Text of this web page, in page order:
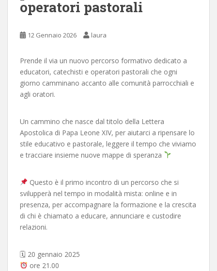
operatori pastorali
12 Gennaio 2026 laura
Prende il via un nuovo percorso formativo dedicato a
educatori, catechisti e operatori pastorali che ogni
giorno camminano accanto alle comunità parrocchiali e
agli oratori.
Un cammino che nasce dal titolo della Lettera
Apostolica di Papa Leone XIV, per aiutarci a ripensare lo
stile educativo e pastorale, leggere il tempo che viviamo
e tracciare insieme nuove mappe di speranza
Questo è il primo incontro di un percorso che si
svilupperà nel tempo in modalità mista: online e in
presenza, per accompagnare la formazione e la crescita
di chi è chiamato a educare, annunciare e custodire
relazioni.
🗓 20 gennaio 2025
ore 21.00